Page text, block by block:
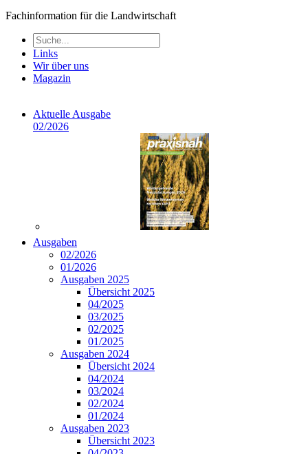
Fachinformation für die Landwirtschaft
Links
Wir über uns
Magazin
Aktuelle Ausgabe
02/2026
Ausgaben
02/2026
01/2026
Ausgaben 2025
Übersicht 2025
04/2025
03/2025
02/2025
01/2025
Ausgaben 2024
Übersicht 2024
04/2024
03/2024
02/2024
01/2024
Ausgaben 2023
Übersicht 2023